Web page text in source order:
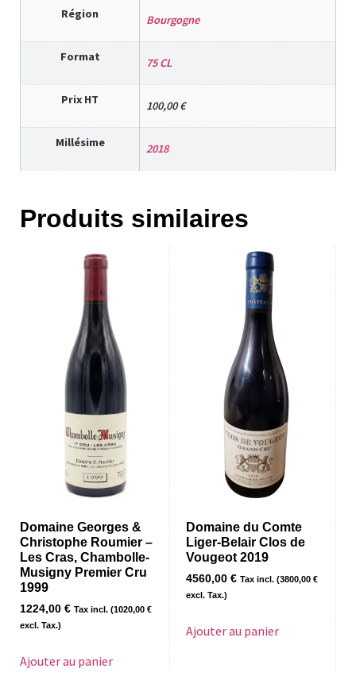
Région Bourgogne
Format 75 CL
Prix HT 100,00 €
Millésime 2018
Produits similaires
Domaine Georges &
Christophe Roumier –
Les Cras, Chambolle-
Musigny Premier Cru
1999
1224,00 € Tax incl. (1020,00 €
excl. Tax.)
Ajouter au panier
Domaine du Comte
Liger-Belair Clos de
Vougeot 2019
4560,00 € Tax incl. (3800,00 €
excl. Tax.)
Ajouter au panier